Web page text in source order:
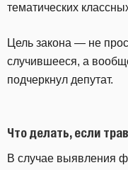
тематических
Цель закона — не
случившееся, а
подчеркнул депутат.
Что делать, если
В случае выявления